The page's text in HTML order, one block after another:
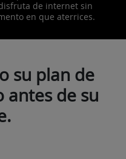
de internet sin
en que aterrices.
su plan de
antes de su